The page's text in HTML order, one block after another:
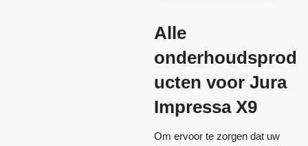
Alle
onderhoudsprod
ucten voor Jura
Impressa X9
Om ervoor te zorgen dat uw